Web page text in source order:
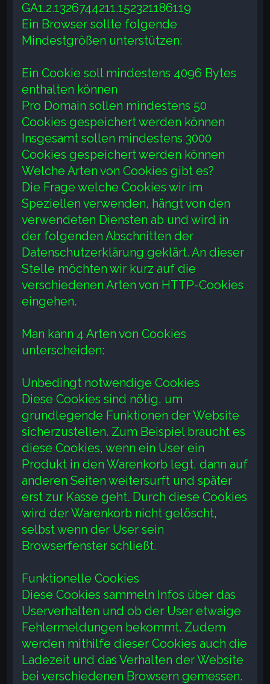
GA1.2.1326744211.152321186119
Ein Browser sollte folgende
Mindestgrößen unterstützen:
Ein Cookie soll mindestens 4096 Bytes
enthalten können
Pro Domain sollen mindestens 50
Cookies gespeichert werden können
Insgesamt sollen mindestens 3000
Cookies gespeichert werden können
Welche Arten von Cookies gibt es?
Die Frage welche Cookies wir im
Speziellen verwenden, hängt von den
verwendeten Diensten ab und wird in
der folgenden Abschnitten der
Datenschutzerklärung geklärt. An dieser
Stelle möchten wir kurz auf die
verschiedenen Arten von HTTP-Cookies
eingehen.
Man kann 4 Arten von Cookies
unterscheiden:
Unbedingt notwendige Cookies
Diese Cookies sind nötig, um
grundlegende Funktionen der Website
sicherzustellen. Zum Beispiel braucht es
diese Cookies, wenn ein User ein
Produkt in den Warenkorb legt, dann auf
anderen Seiten weitersurft und später
erst zur Kasse geht. Durch diese Cookies
wird der Warenkorb nicht gelöscht,
selbst wenn der User sein
Browserfenster schließt.
Funktionelle Cookies
Diese Cookies sammeln Infos über das
Userverhalten und ob der User etwaige
Fehlermeldungen bekommt. Zudem
werden mithilfe dieser Cookies auch die
Ladezeit und das Verhalten der Website
bei verschiedenen Browsern gemessen.